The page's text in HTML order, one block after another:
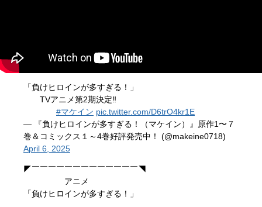
「負けヒロインが多すぎる！」
TVアニメ第2期決定‼️
#マケイン pic.twitter.com/D6trO4kr1E
— 『負けヒロインが多すぎる！（マケイン）』原作1〜７
巻＆コミックス１～4巻好評発売中！ (@makeine0718)
April 6, 2025
◤￣￣￣￣￣￣￣￣￣￣￣￣￣◥
アニメ
「負けヒロインが多すぎる！」